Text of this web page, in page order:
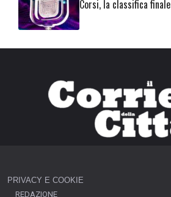
Corsi, la classifica finale
PRIVACY E COOKIE
REDAZIONE